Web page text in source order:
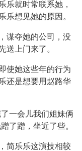
乐就时常联系她，
乐想见她的原因。
谋夺她的公司，没
送上门来了。
使她这些年的行为
还是想要用赵路华
一会儿我们姐妹俩
了蹭，坐近了些。
简乐乐这演技相较